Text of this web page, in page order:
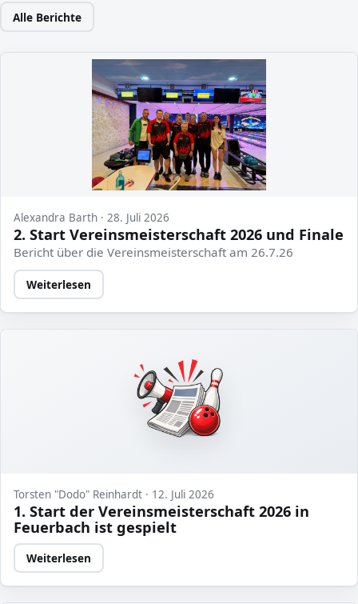
Alle Berichte
Alexandra Barth · 28. Juli 2026
2. Start Vereinsmeisterschaft 2026 und Finale
Bericht über die Vereinsmeisterschaft am 26.7.26
Weiterlesen
Torsten "Dodo" Reinhardt · 12. Juli 2026
1. Start der Vereinsmeisterschaft 2026 in
Feuerbach ist gespielt
Weiterlesen